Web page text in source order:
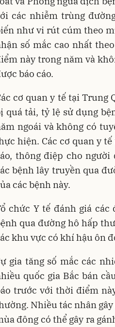
các nhiễm trùng
như vi rút cúm theo
số mắc cao nhất
này trong năm và
báo cáo.
cơ quan y tế tại Trung
quá tải, tỷ lệ sử dụng
ngoái và không có
hiện. Các cơ quan y
thông điệp cho người
bệnh lây truyền qua
các bệnh này.
chức Y tế đánh giá
qua đường hô hấp
khu vực có khí hậu ôn
gia tăng số mắc các
quốc gia Bắc bán
trước với thời điểm
Nhiều tác nhân
đông có thể gây ra